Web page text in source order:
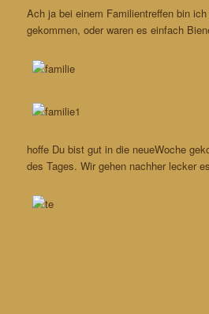
Ach ja bei einem Familientreffen bin
gekommen, oder waren es einfach
hoffe Du bist gut in die neueWoche
des Tages. Wir gehen nachher lecker